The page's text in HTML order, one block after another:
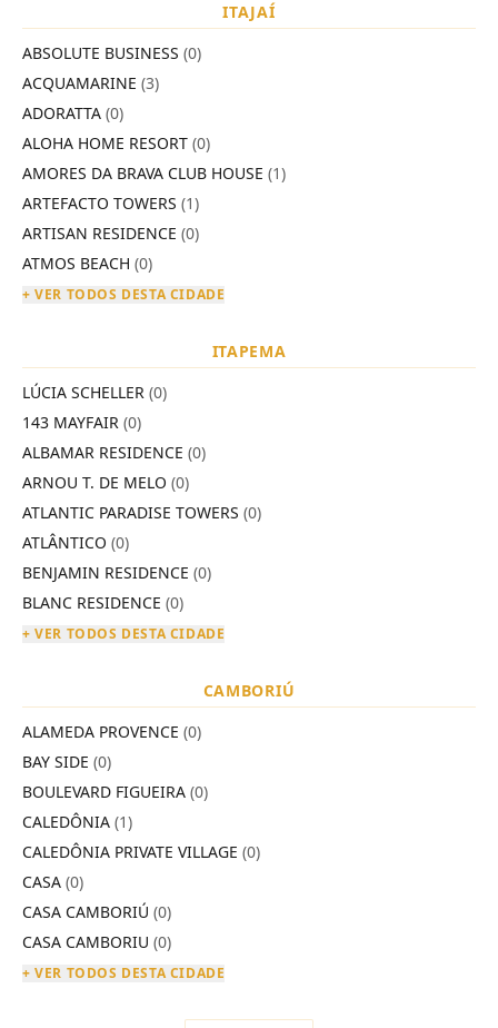
ITAJAÍ
ABSOLUTE BUSINESS (0)
ACQUAMARINE (3)
ADORATTA (0)
ALOHA HOME RESORT (0)
AMORES DA BRAVA CLUB HOUSE (1)
ARTEFACTO TOWERS (1)
ARTISAN RESIDENCE (0)
ATMOS BEACH (0)
+ VER TODOS DESTA CIDADE
ITAPEMA
LÚCIA SCHELLER (0)
143 MAYFAIR (0)
ALBAMAR RESIDENCE (0)
ARNOU T. DE MELO (0)
ATLANTIC PARADISE TOWERS (0)
ATLÂNTICO (0)
BENJAMIN RESIDENCE (0)
BLANC RESIDENCE (0)
+ VER TODOS DESTA CIDADE
CAMBORIÚ
ALAMEDA PROVENCE (0)
BAY SIDE (0)
BOULEVARD FIGUEIRA (0)
CALEDÔNIA (1)
CALEDÔNIA PRIVATE VILLAGE (0)
CASA (0)
CASA CAMBORIÚ (0)
CASA CAMBORIU (0)
+ VER TODOS DESTA CIDADE